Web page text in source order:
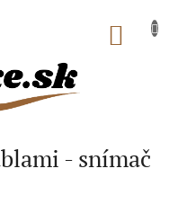
- snímač